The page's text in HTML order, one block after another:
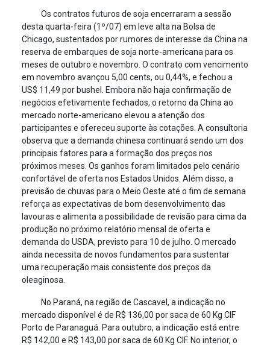
Os contratos futuros de soja encerraram a sessão
desta quarta-feira (1º/07) em leve alta na Bolsa de
Chicago, sustentados por rumores de interesse da China na
reserva de embarques de soja norte-americana para os
meses de outubro e novembro. O contrato com vencimento
em novembro avançou 5,00 cents, ou 0,44%, e fechou a
US$ 11,49 por bushel. Embora não haja confirmação de
negócios efetivamente fechados, o retorno da China ao
mercado norte-americano elevou a atenção dos
participantes e ofereceu suporte às cotações. A consultoria
observa que a demanda chinesa continuará sendo um dos
principais fatores para a formação dos preços nos
próximos meses. Os ganhos foram limitados pelo cenário
confortável de oferta nos Estados Unidos. Além disso, a
previsão de chuvas para o Meio Oeste até o fim de semana
reforça as expectativas de bom desenvolvimento das
lavouras e alimenta a possibilidade de revisão para cima da
produção no próximo relatório mensal de oferta e
demanda do USDA, previsto para 10 de julho. O mercado
ainda necessita de novos fundamentos para sustentar
uma recuperação mais consistente dos preços da
oleaginosa.
No Paraná, na região de Cascavel, a indicação no
mercado disponível é de R$ 136,00 por saca de 60 Kg CIF
Porto de Paranaguá. Para outubro, a indicação está entre
R$ 142,00 e R$ 143,00 por saca de 60 Kg CIF. No interior, o